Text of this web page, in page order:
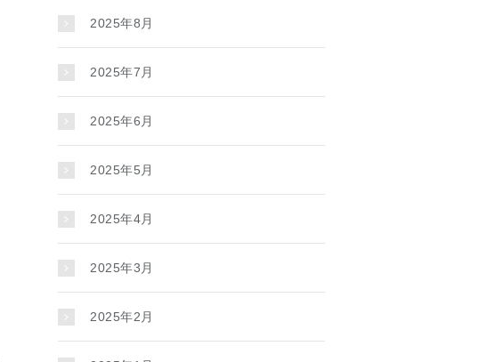
2025年8月
2025年7月
2025年6月
2025年5月
2025年4月
2025年3月
2025年2月